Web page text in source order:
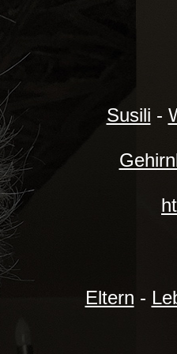
Susili -
Eltern -